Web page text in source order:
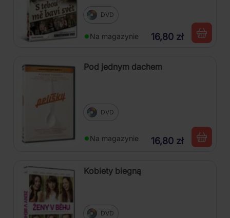
DVD
Na magazynie 16,80 zł
Pod jednym dachem
DVD
Na magazynie 16,80 zł
Kobiety biegną
DVD